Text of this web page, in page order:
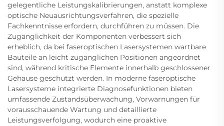
gelegentliche Leistungskalibrierungen, anstatt komplexe
optische Neuausrichtungsverfahren, die spezielle
Fachkenntnisse erfordern, durchführen zu müssen. Die
Zugänglichkeit der Komponenten verbessert sich
erheblich, da bei faseroptischen Lasersystemen wartbare
Bauteile an leicht zugänglichen Positionen angeordnet
sind, während kritische Elemente innerhalb geschlossener
Gehäuse geschützt werden. In moderne faseroptische
Lasersysteme integrierte Diagnosefunktionen bieten
umfassende Zustandsüberwachung, Vorwarnungen für
vorausschauende Wartung und detaillierte
Leistungsverfolgung, wodurch eine proaktive